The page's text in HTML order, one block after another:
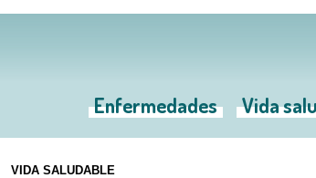
Enfermedades Vida
VIDA SALUDABLE